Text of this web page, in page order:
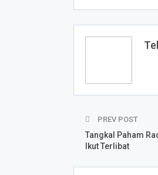
PREV POST
Tangkal Paham
Ikut Terlibat